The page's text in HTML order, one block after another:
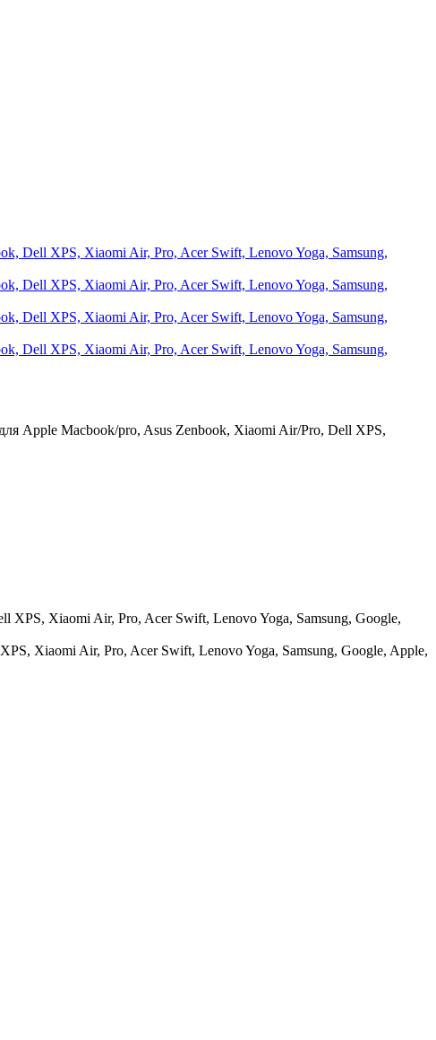
Apple Macbook/pro, Asus Zenbook, Xiaomi Air/Pro, Dell XPS,
Xiaomi Air, Pro, Acer Swift, Lenovo Yoga, Samsung, Google, Apple,